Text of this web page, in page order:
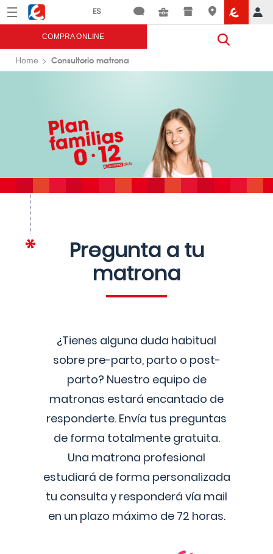
Menú Eroski
COMPRA ONLINE
Home Consultorio matrona
Pregunta a tu
matrona
¿Tienes alguna duda habitual
sobre pre-parto, parto o post-
parto? Nuestro equipo de
matronas estará encantado de
responderte. Envía tus preguntas
de forma totalmente gratuita.
Una matrona profesional
estudiará de forma personalizada
tu consulta y responderá vía mail
en un plazo máximo de 72 horas.